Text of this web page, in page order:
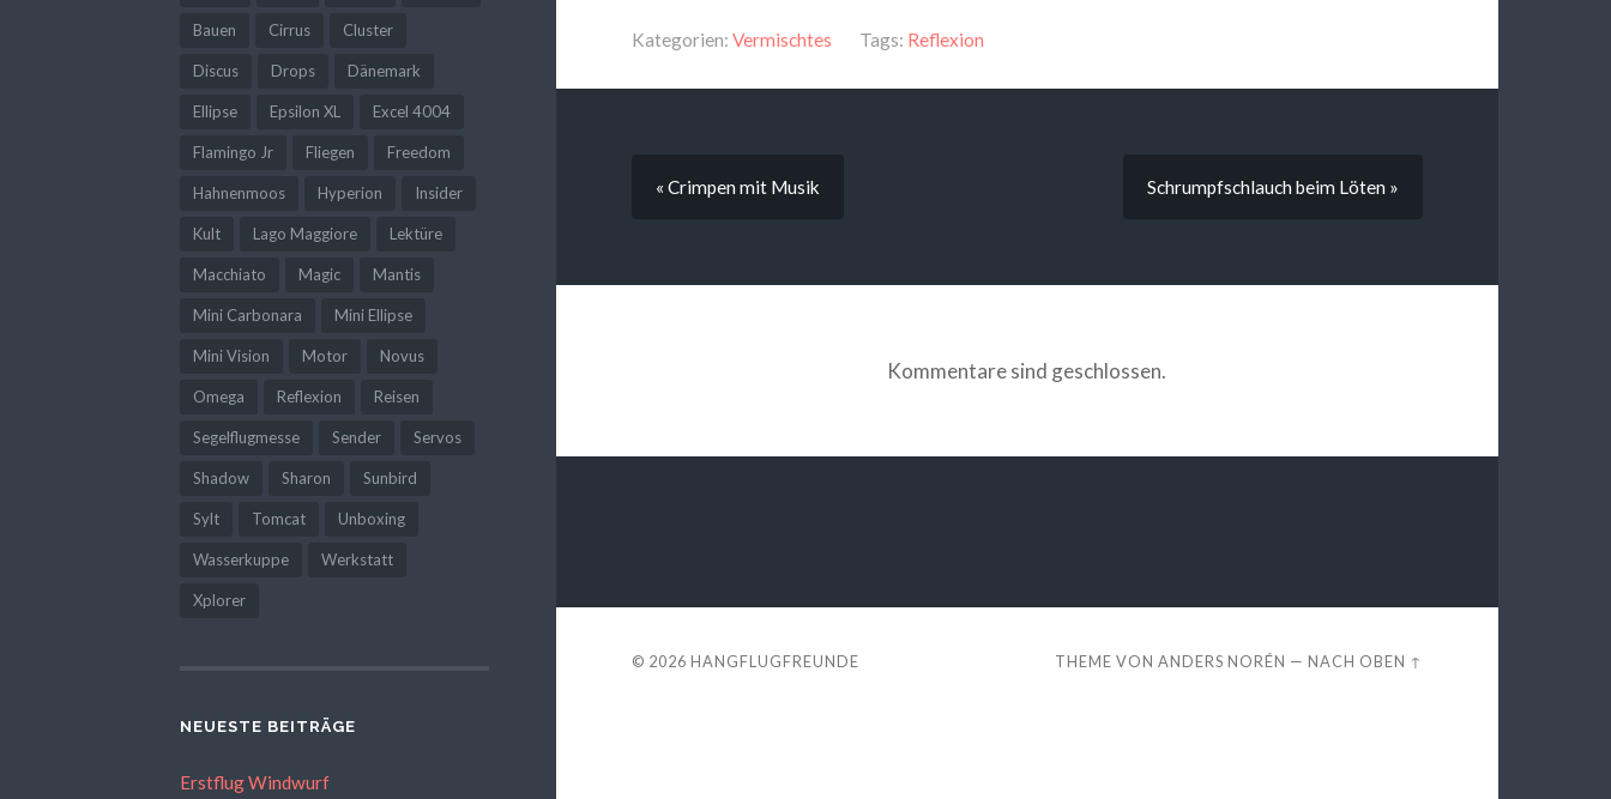
Bauen Cirrus Cluster
Discus Drops Dänemark
Ellipse Epsilon XL Excel 4004
Flamingo Jr Fliegen Freedom
Hahnenmoos Hyperion Insider
Kult Lago Maggiore Lektüre
Macchiato Magic Mantis
Mini Carbonara Mini Ellipse
Mini Vision Motor Novus
Omega Reflexion Reisen
Segelflugmesse Sender Servos
Shadow Sharon Sunbird
Sylt Tomcat Unboxing
Wasserkuppe Werkstatt
Xplorer
NEUESTE BEITRÄGE
Erstflug Windwurf
Kategorien: Vermischtes Tags: Reflexion
« Crimpen mit Musik Schrumpfschlauch beim Löten »
Kommentare sind geschlossen.
© 2026 HANGFLUGFREUNDE THEME VONANDERS NORÉN —NACH OBEN ↑